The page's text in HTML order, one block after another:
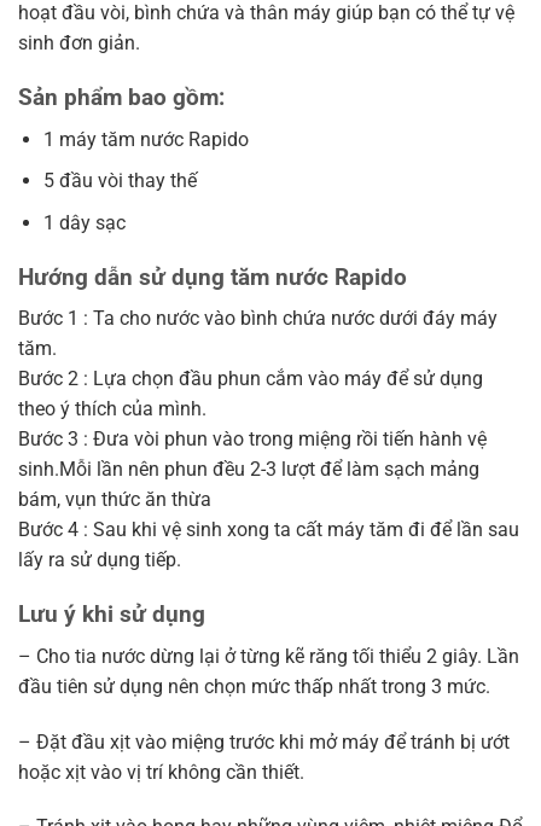
hoạt đầu vòi, bình chứa và thân máy giúp bạn có thể tự vệ
sinh đơn giản.
Sản phẩm bao gồm:
1 máy tăm nước Rapido
5 đầu vòi thay thế
1 dây sạc
Hướng dẫn sử dụng tăm nước Rapido
Bước 1 : Ta cho nước vào bình chứa nước dưới đáy máy
tăm.
Bước 2 : Lựa chọn đầu phun cắm vào máy để sử dụng
theo ý thích của mình.
Bước 3 : Đưa vòi phun vào trong miệng rồi tiến hành vệ
sinh.Mỗi lần nên phun đều 2-3 lượt để làm sạch mảng
bám, vụn thức ăn thừa
Bước 4 : Sau khi vệ sinh xong ta cất máy tăm đi để lần sau
lấy ra sử dụng tiếp.
Lưu ý khi sử dụng
– Cho tia nước dừng lại ở từng kẽ răng tối thiểu 2 giây. Lần
đầu tiên sử dụng nên chọn mức thấp nhất trong 3 mức.
– Đặt đầu xịt vào miệng trước khi mở máy để tránh bị ướt
hoặc xịt vào vị trí không cần thiết.